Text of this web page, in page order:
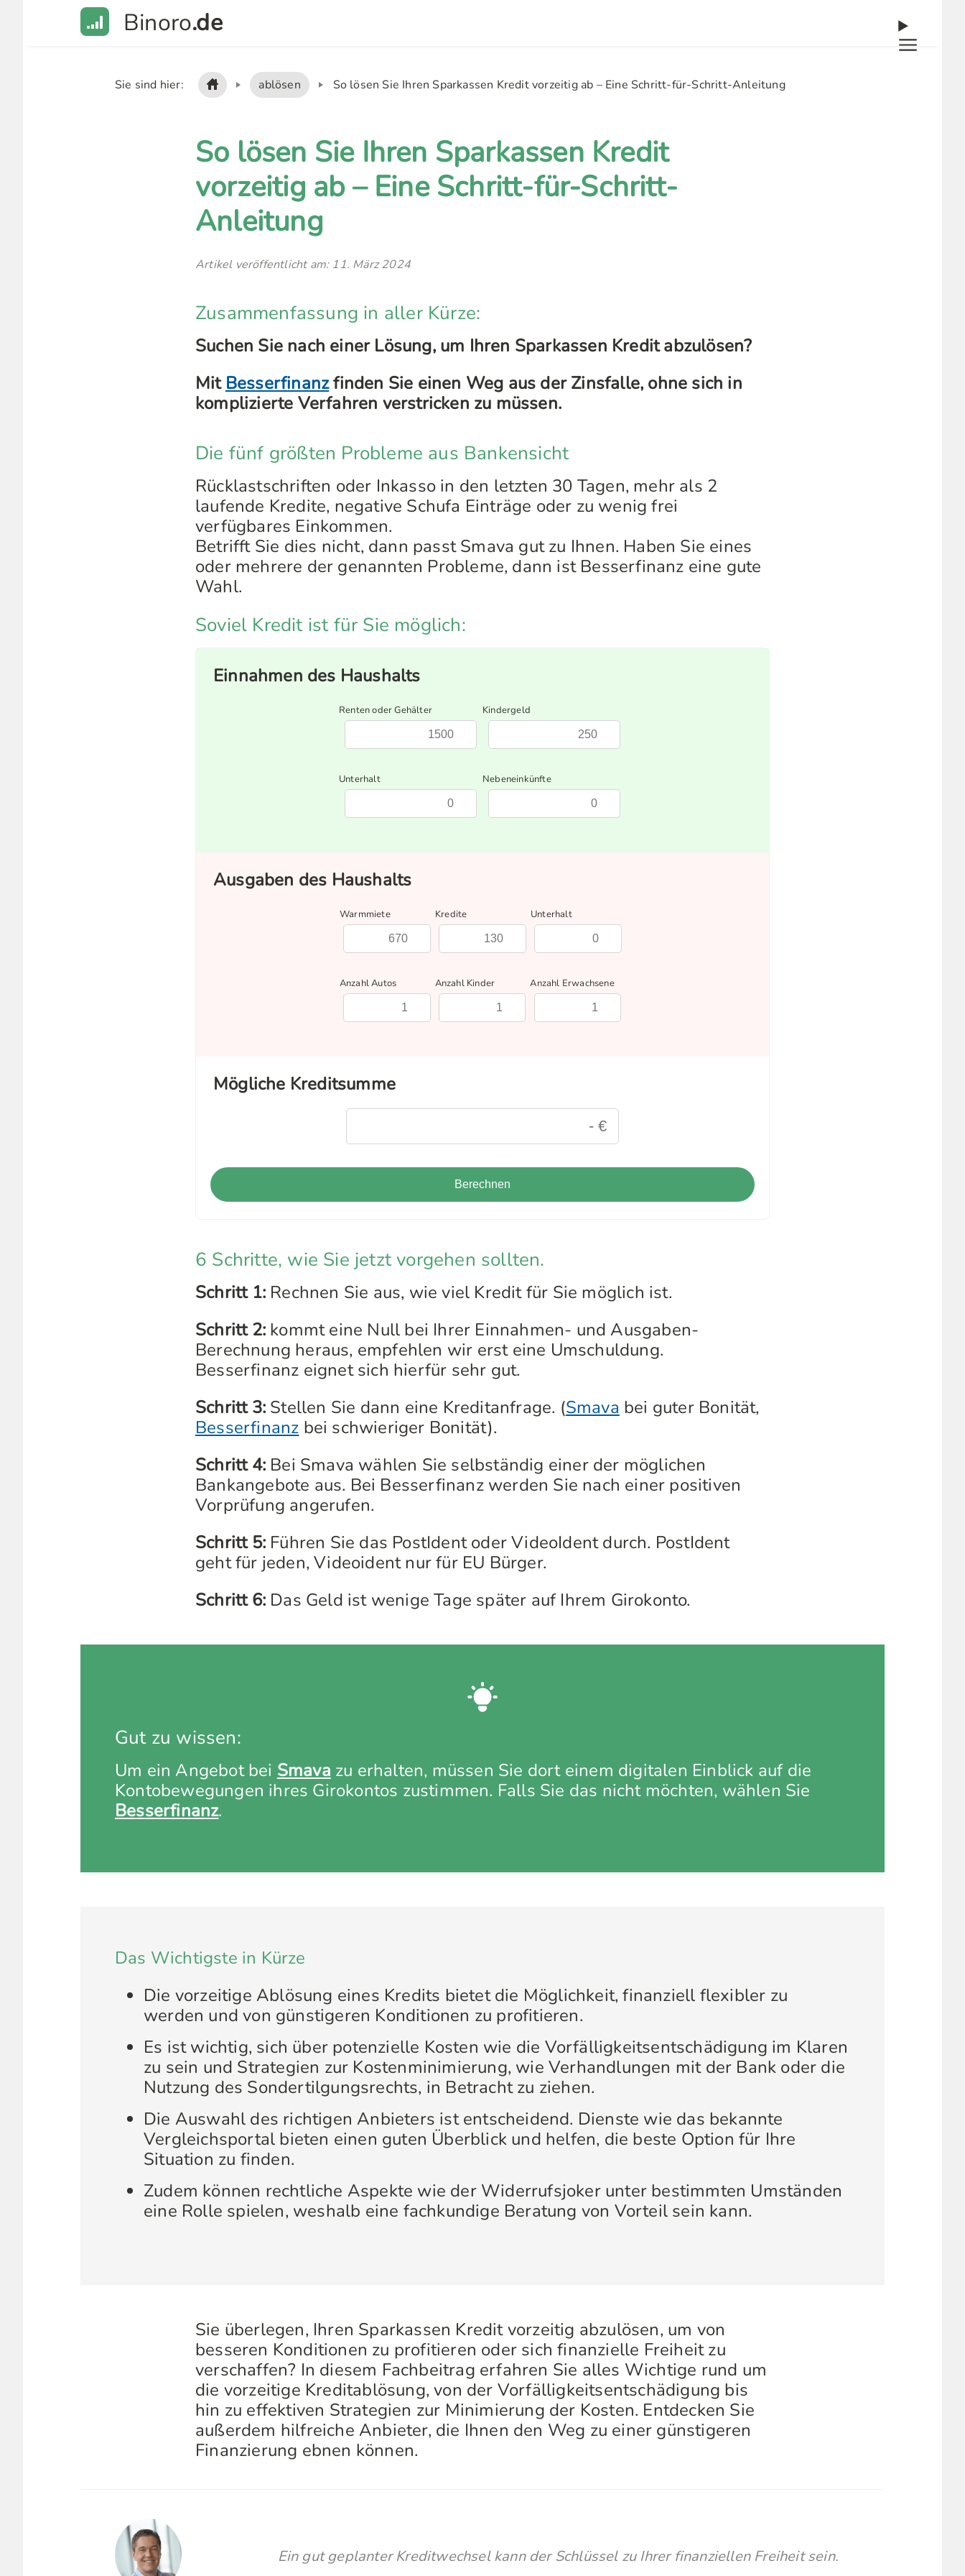
Binoro.de
Sie sind hier: ablösen So lösen Sie Ihren Sparkassen Kredit vorzeitig ab – Eine Schritt-für-Schritt-Anleitung
So lösen Sie Ihren Sparkassen Kredit
vorzeitig ab – Eine Schritt-für-Schritt-
Anleitung
Artikel veröffentlicht am: 11. März 2024
Zusammenfassung in aller Kürze:
Suchen Sie nach einer Lösung, um Ihren Sparkassen Kredit abzulösen?
Mit Besserfinanzfinden Sie einen Weg aus der Zinsfalle, ohne sich in
komplizierte Verfahren verstricken zu müssen.
Die fünf größten Probleme aus Bankensicht
Rücklastschriften oder Inkasso in den letzten 30 Tagen, mehr als 2
laufende Kredite, negative Schufa Einträge oder zu wenig frei
verfügbares Einkommen.
Betrifft Sie dies nicht, dann passt Smava gut zu Ihnen. Haben Sie eines
oder mehrere der genannten Probleme, dann ist Besserfinanz eine gute
Wahl.
Soviel Kredit ist für Sie möglich:
Einnahmen des Haushalts
Renten oder Gehälter Kindergeld
Unterhalt Nebeneinkünfte
Ausgaben des Haushalts
Warmmiete Kredite Unterhalt
Anzahl Autos Anzahl Kinder Anzahl Erwachsene
Mögliche Kreditsumme
Berechnen
6 Schritte, wie Sie jetzt vorgehen sollten.
Schritt 1: Rechnen Sie aus, wie viel Kredit für Sie möglich ist.
Schritt 2: kommt eine Null bei Ihrer Einnahmen- und Ausgaben-
Berechnung heraus, empfehlen wir erst eine Umschuldung.
Besserfinanz eignet sich hierfür sehr gut.
Schritt 3: Stellen Sie dann eine Kreditanfrage. (Smava bei guter Bonität,
Besserfinanz bei schwieriger Bonität).
Schritt 4: Bei Smava wählen Sie selbständig einer der möglichen
Bankangebote aus. Bei Besserfinanz werden Sie nach einer positiven
Vorprüfung angerufen.
Schritt 5: Führen Sie das PostIdent oder VideoIdent durch. PostIdent
geht für jeden, Videoident nur für EU Bürger.
Schritt 6: Das Geld ist wenige Tage später auf Ihrem Girokonto.
Gut zu wissen:
Um ein Angebot bei Smava zu erhalten, müssen Sie dort einem digitalen Einblick auf die
Kontobewegungen ihres Girokontos zustimmen. Falls Sie das nicht möchten, wählen Sie
Besserfinanz.
Das Wichtigste in Kürze
Die vorzeitige Ablösung eines Kredits bietet die Möglichkeit, finanziell flexibler zu
werden und von günstigeren Konditionen zu profitieren.
Es ist wichtig, sich über potenzielle Kosten wie die Vorfälligkeitsentschädigung im Klaren
zu sein und Strategien zur Kostenminimierung, wie Verhandlungen mit der Bank oder die
Nutzung des Sondertilgungsrechts, in Betracht zu ziehen.
Die Auswahl des richtigen Anbieters ist entscheidend. Dienste wie das bekannte
Vergleichsportal bieten einen guten Überblick und helfen, die beste Option für Ihre
Situation zu finden.
Zudem können rechtliche Aspekte wie der Widerrufsjoker unter bestimmten Umständen
eine Rolle spielen, weshalb eine fachkundige Beratung von Vorteil sein kann.
Sie überlegen, Ihren Sparkassen Kredit vorzeitig abzulösen, um von
besseren Konditionen zu profitieren oder sich finanzielle Freiheit zu
verschaffen? In diesem Fachbeitrag erfahren Sie alles Wichtige rund um
die vorzeitige Kreditablösung, von der Vorfälligkeitsentschädigung bis
hin zu effektiven Strategien zur Minimierung der Kosten. Entdecken Sie
außerdem hilfreiche Anbieter, die Ihnen den Weg zu einer günstigeren
Finanzierung ebnen können.
Ein gut geplanter Kreditwechsel kann der Schlüssel zu Ihrer finanziellen Freiheit sein.